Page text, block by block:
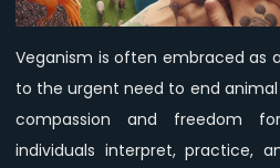
Veganism is often embraced as
to the urgent need to end
compassion and freedom
individuals interpret, practice,